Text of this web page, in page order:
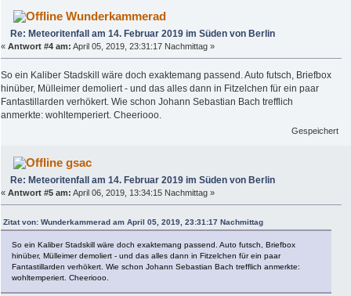
Wunderkammerad
Re: Meteoritenfall am 14. Februar 2019 im Süden von Berlin
« Antwort #4 am: April 05, 2019, 23:31:17 Nachmittag »
So ein Kaliber Stadskill wäre doch exaktemang passend. Auto futsch, Briefbox
hinüber, Mülleimer demoliert - und das alles dann in Fitzelchen für ein paar
Fantastillarden verhökert. Wie schon Johann Sebastian Bach trefflich
anmerkte: wohltemperiert. Cheeriooo.
Gespeichert
gsac
Re: Meteoritenfall am 14. Februar 2019 im Süden von Berlin
« Antwort #5 am: April 06, 2019, 13:34:15 Nachmittag »
Zitat von: Wunderkammerad am April 05, 2019, 23:31:17 Nachmittag
So ein Kaliber Stadskill wäre doch exaktemang passend. Auto futsch, Briefbox
hinüber, Mülleimer demoliert - und das alles dann in Fitzelchen für ein paar
Fantastillarden verhökert. Wie schon Johann Sebastian Bach trefflich anmerkte:
wohltemperiert. Cheeriooo.